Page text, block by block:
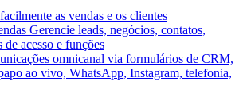
as vendas e os clientes
Gerencie leads, negócios, contatos,
acesso e funções
omnicanal via formulários de CRM,
ao vivo, WhatsApp, Instagram, telefonia,